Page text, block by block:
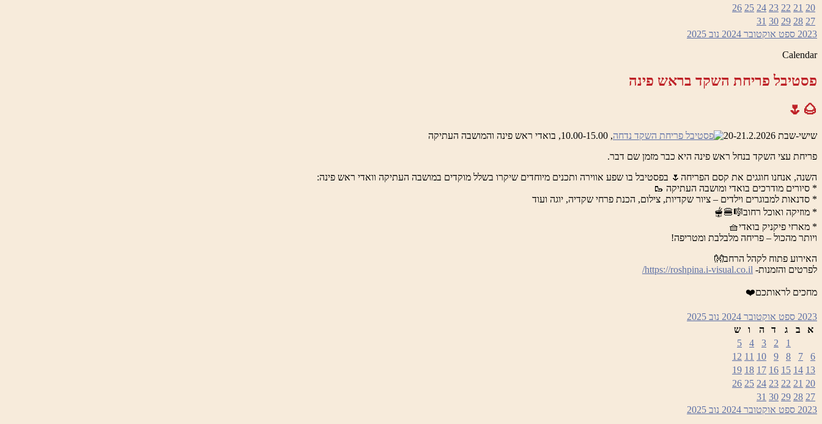
20
21
22
23
24
25
26
27
28
29
30
31
2023 ספט אוקטובר 2024 נוב 2025
Calendar
פסטיבל פריחת השקד בראש פינה
🌰🌷
שישי-שבת 20-21.2.2026
, 10.00-15.00, בואדי ראש פינה והמושבה העתיקה
פריחת עצי השקד בנחל ראש פינה היא כבר מזמן שם דבר.
השנה, אנחנו חוגגים את קסם הפריחה🌷 בפסטיבל בו שפע אווירה ותכנים מיוחדים שיקרו בשלל מוקדים במושבה העתיקה וואדי ראש פינה:
* סיורים מודרכים בואדי ומושבה העתיקה 🥾
* סדנאות למבוגרים וילדים – ציור שקדיות, צילום, הכנת פרחי שקדיה, יוגה ועוד
* מוזיקה ואוכל רחוב🎼🍔🫕
* מארזי פיקניק בואדי🧺
ויותר מהכול – פריחה מלבלבת ומטריפה!
האירוע פתוח לקהל הרחב👐
לפרטים והזמנות- https://roshpina.i-visual.co.il/
מחכים לראותכם❤️
2023 ספט אוקטובר 2024 נוב 2025
א
ב ג ד ה ו
ש
1
2
3
4
5
6
7
8
9
10
11
12
13
14
15
16
17
18
19
20
21
22
23
24
25
26
27
28
29
30
31
2023 ספט אוקטובר 2024 נוב 2025